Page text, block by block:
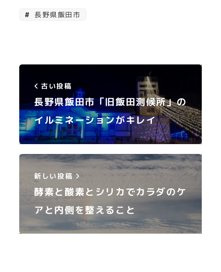
長野県飯田市
古い投稿
長野県飯田市「旧飯田測候所」の
イルミネーションがキレイ
新しい投稿
酵素と酸素とシリカでカラダのケ
アと内側を整えること